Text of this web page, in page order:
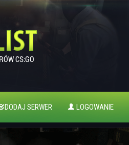
DODAJ SERWER LOGOWANIE